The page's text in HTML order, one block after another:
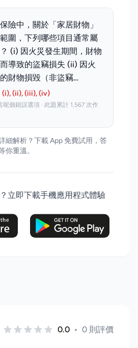
險中，關於「家居財物」
圍，下列哪些項目通常屬
(i) 因火災發生期間，財物
導致的盜竊損失 (ii) 因火
財物損毀（非盜竊…
(i), (ii), (iii), (iv)
呢個錯誤選項 · 此題累計 1,567 次作
細解析？下載 App 免費試用，答
你重溫。
立即下載手機應用程式體驗
0.0 • 0 則評價